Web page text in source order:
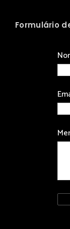
Formulário